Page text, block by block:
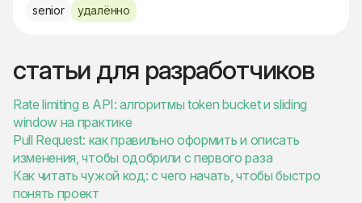
senior удалённо
статьи для разработчиков
Rate limiting в API: алгоритмы token bucket и sliding
window на практике
Pull Request: как правильно оформить и описать
изменения, чтобы одобрили с первого раза
Как читать чужой код: с чего начать, чтобы быстро
понять проект